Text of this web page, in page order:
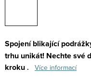
Spojení blikající
trhu unikát! Nechte své
kroku. Více informací